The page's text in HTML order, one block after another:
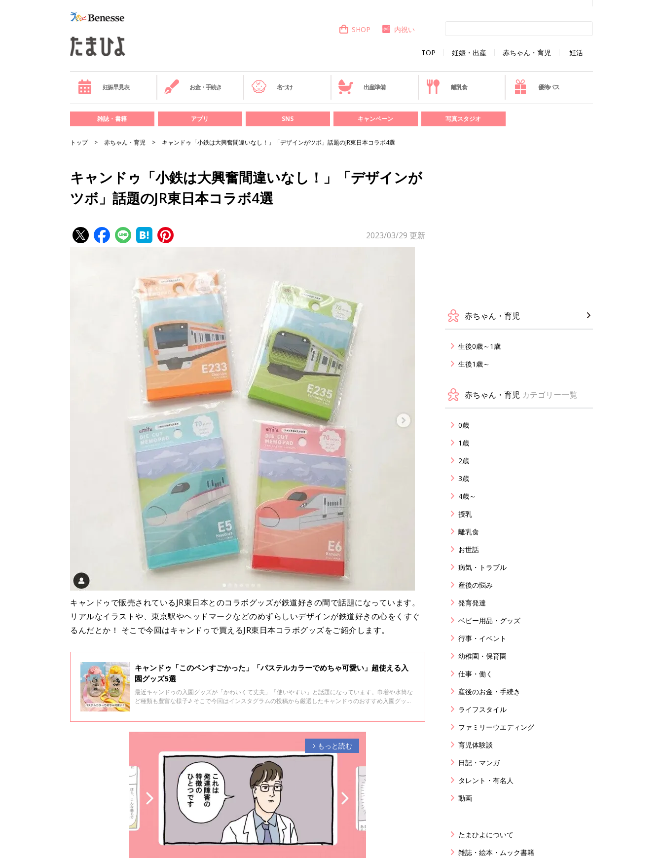
TOP 妊娠・出産 赤ちゃん・育児 妊活
SHOP 内祝い
妊娠早見表 お金・手続き 名づけ 出産準備 離乳食 優待パス
雑誌・書籍 アプリ SNS キャンペーン 写真スタジオ
トップ 赤ちゃん・育児 キャンドゥ「小鉄は大興奮間違いなし！」「デザインがツボ」話題のJR東日本コラボ4選
キャンドゥ「小鉄は大興奮間違いなし！」「デザインが
ツボ」話題のJR東日本コラボ4選
2023/03/29 更新
キャンドゥで販売されているJR東日本とのコラボグッズが鉄道好きの間で話題になっています。
リアルなイラストや、東京駅やヘッドマークなどのめずらしいデザインが鉄道好きの心をくすぐ
るんだとか！ そこで今回はキャンドゥで買えるJR東日本コラボグッズをご紹介します。
キャンドゥ「このペンすごかった」「パステルカラーでめちゃ可愛い」超使える入
園グッズ5選
最近キャンドゥの入園グッズが「かわいくて丈夫」「使いやすい」と話題になっています。巾着や水筒な
ど種類も豊富な様子♪ そこで今回はインスタグラムの投稿から厳選したキャンドゥのおすすめ入園グッズ
arrow_forward_ios もっと読む
赤ちゃん・育児
生後0歳～1歳
生後1歳～
赤ちゃん・育児 カテゴリー一覧
0歳
1歳
2歳
3歳
4歳～
授乳
離乳食
お世話
病気・トラブル
産後の悩み
発育発達
ベビー用品・グッズ
行事・イベント
幼稚園・保育園
仕事・働く
産後のお金・手続き
ライフスタイル
ファミリーウエディング
育児体験談
日記・マンガ
タレント・有名人
動画
たまひよについて
雑誌・絵本・ムック書籍